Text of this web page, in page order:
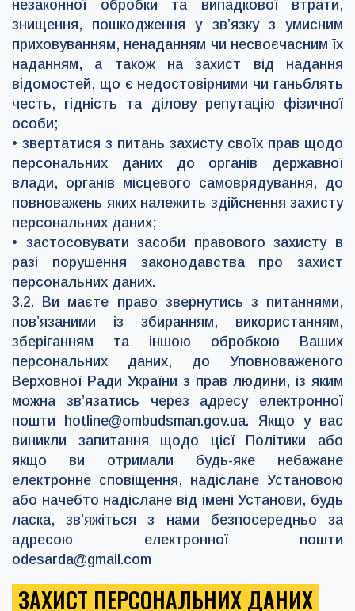
незаконної обробки та випадкової втрати,
знищення, пошкодження у зв’язку з умисним
приховуванням, ненаданням чи несвоєчасним їх
наданням, а також на захист від надання
відомостей, що є недостовірними чи ганьблять
честь, гідність та ділову репутацію фізичної
особи;
• звертатися з питань захисту своїх прав щодо
персональних даних до органів державної
влади, органів місцевого самоврядування, до
повноважень яких належить здійснення захисту
персональних даних;
• застосовувати засоби правового захисту в
разі порушення законодавства про захист
персональних даних.
3.2. Ви маєте право звернутись з питаннями,
пов’язаними із збиранням, використанням,
зберіганням та іншою обробкою Ваших
персональних даних, до Уповноваженого
Верховної Ради України з прав людини, із яким
можна зв’язатись через адресу електронної
пошти
hotline@ombudsman.gov.ua. Якщо у вас
виникли запитання щодо цієї Політики або
якщо ви отримали будь-яке небажане
електронне сповіщення, надіслане Установою
або начебто надіслане від імені Установи, будь
ласка, зв’яжіться з нами безпосередньо за
адресою електронної пошти
odesarda@gmail.com
ЗАХИСТ ПЕРСОНАЛЬНИХ ДАНИХ